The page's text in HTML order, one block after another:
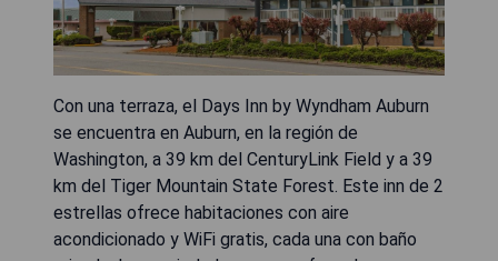
Con una terraza, el Days Inn by Wyndham Auburn
se encuentra en Auburn, en la región de
Washington, a 39 km del CenturyLink Field y a 39
km del Tiger Mountain State Forest. Este inn de 2
estrellas ofrece habitaciones con aire
acondicionado y WiFi gratis, cada una con baño